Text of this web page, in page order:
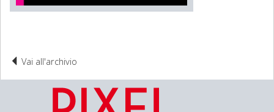
Vai all'archivio